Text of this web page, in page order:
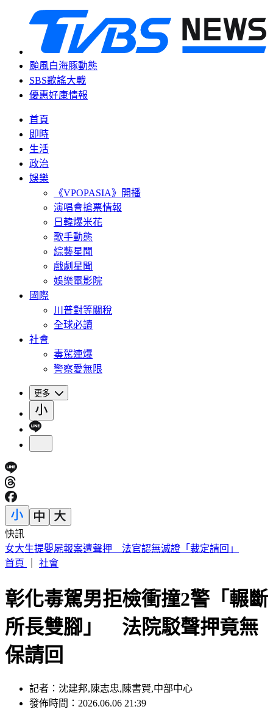
颱風白海豚動態
SBS歌謠大戰
優惠好康情報
首頁
即時
生活
政治
娛樂
《VPOPASIA》開播
演唱會搶票情報
日韓爆米花
歌手動態
綜藝星聞
戲劇星聞
娛樂電影院
國際
川普對等關稅
全球必讀
社會
毒駕連爆
警察愛無限
更多
快訊
續任3天赴美遴選 清大校長高為元首發聲致歉
首頁
社會
彰化毒駕男拒檢衝撞2警「輾斷
所長雙腳」 法院駁聲押竟無
保請回
記者：沈建邦,陳志忠,陳書賢,中部中心
發佈時間：2026.06.06 21:39